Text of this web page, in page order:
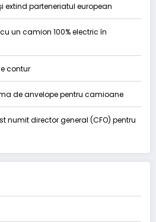
extind parteneriatul european
cu un camion 100% electric în
contur
de anvelope pentru camioane
numit director general (CFO) pentru